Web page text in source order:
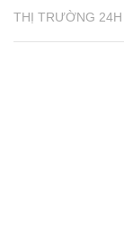
THỊ TRƯỜNG 24H